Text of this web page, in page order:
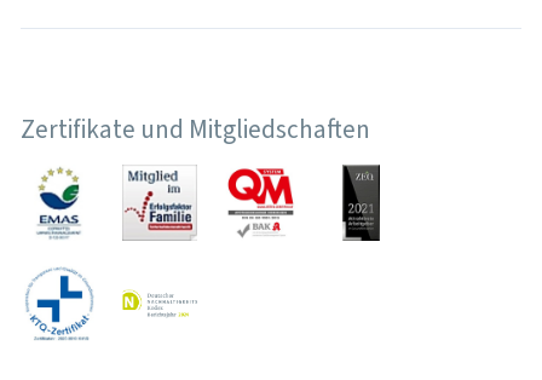
Zertifikate und Mitgliedschaften